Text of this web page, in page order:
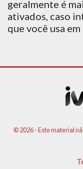
geralmente é
ativados, caso
que você usa
© 2026 - Este material